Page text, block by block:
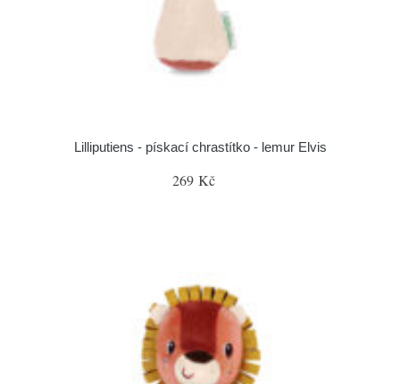
Lilliputiens - pískací chrastítko - lemur Elvis
269 Kč